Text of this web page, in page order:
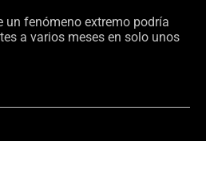
un fenómeno extremo podría
a varios meses en solo unos